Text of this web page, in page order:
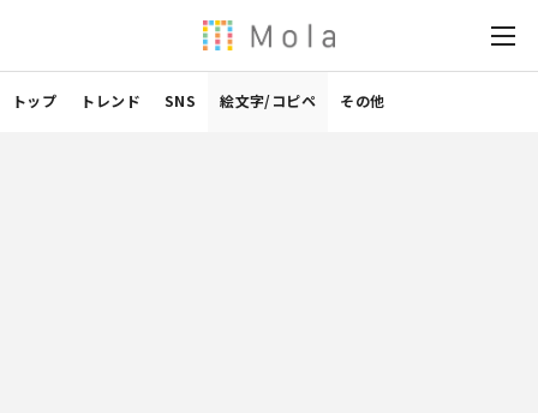
トップ トレンド SNS 絵文字/コピペ その他